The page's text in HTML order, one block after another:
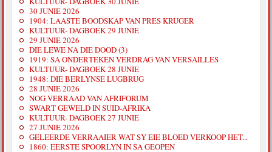
30 JUNIE 2026
1904: LAASTE BOODSKAP VAN PRES KRUGER
KULTUUR- DAGBOEK 29 JUNIE
29 JUNIE 2026
DIE LEWE NA DIE DOOD (3)
1919: SA ONDERTEKEN VERDRAG VAN VERSAILLES
KULTUUR- DAGBOEK 28 JUNIE
1948: DIE BERLYNSE LUGBRUG
28 JUNIE 2026
NOG VERRAAD VAN AFRIFORUM
SWART GEWELD IN SUID-AFRIKA
KULTUUR- DAGBOEK 27 JUNIE
27 JUNIE 2026
GELEERDE VERRAAIER WAT SY EIE BLOED VERKOOP HET...
1860: EERSTE SPOORLYN IN SA GEOPEN